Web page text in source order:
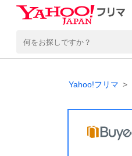
Yahoo!フリマ